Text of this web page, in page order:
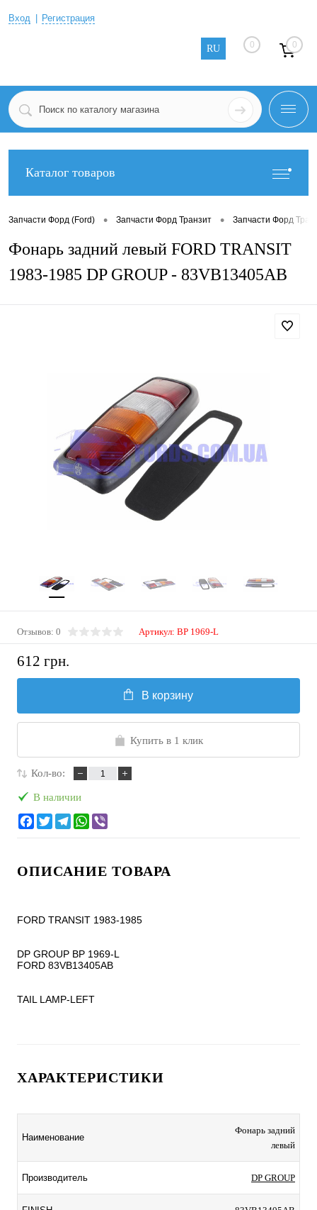
Вход Регистрация
RU 0 0
Каталог товаров
Запчасти Форд (Ford) • Запчасти Форд Транзит • Запчасти Форд
Фонарь задний левый FORD TRANSIT
1983-1985 DP GROUP - 83VB13405AB
Отзывов: 0 Артикул: BP 1969-L
612 грн.
В корзину
Купить в 1 клик
Кол-во:
В наличии
ОПИСАНИЕ ТОВАРА
FORD TRANSIT 1983-1985
DP GROUP BP 1969-L
FORD 83VB13405AB
TAIL LAMP-LEFT
ХАРАКТЕРИСТИКИ
Наименование
Фонарь задний
левый
Производитель DP GROUP